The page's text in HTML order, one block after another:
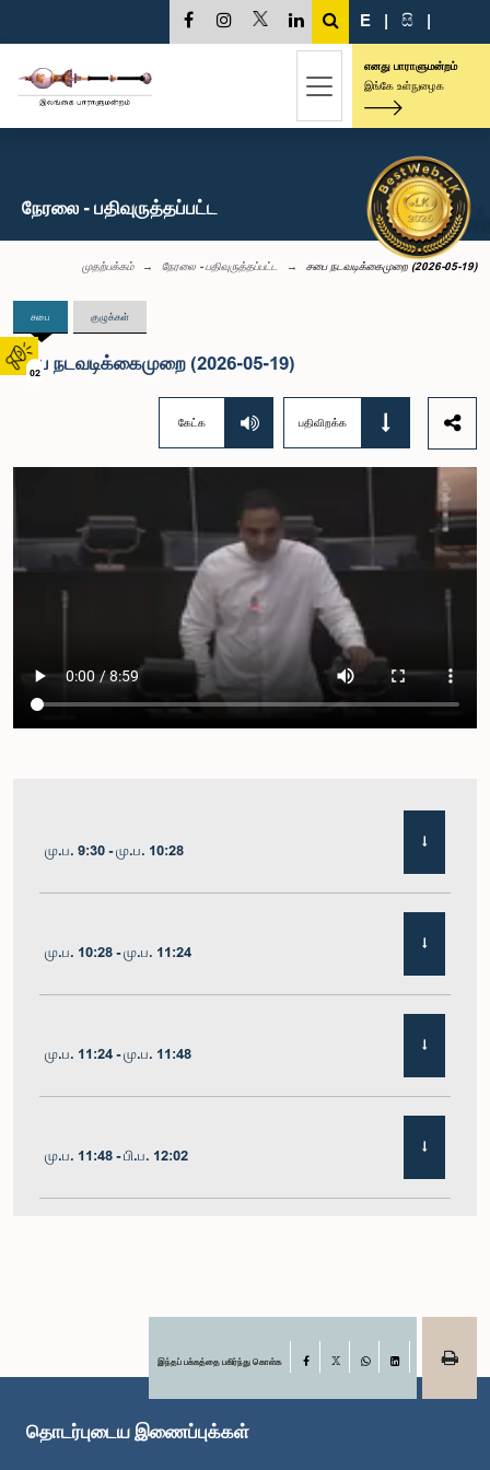
02
E | සි |
எனது பாராளுமன்றம்
இங்கே உள்நுழைக
நேரலை - பதிவுருத்தப்பட்ட
முதற்பக்கம் நேரலை - பதிவுருத்தப்பட்ட சபை நடவடிக்கைமுறை (2026-05-19)
சபை குழுக்கள்
சபை நடவடிக்கைமுறை (2026-05-19)
கேட்க பதிவிறக்க
மு.ப. 9:30 - மு.ப. 10:28
மு.ப. 10:28 - மு.ப. 11:24
மு.ப. 11:24 - மு.ப. 11:48
மு.ப. 11:48 - பி.ப. 12:02
பி.ப. 12:19 - பி.ப. 12:32இந்தப் பக்கத்தை பகிர்ந்து கொள்க Facebook
LinkedIn
தொடர்புடைய இணைப்புக்கள்